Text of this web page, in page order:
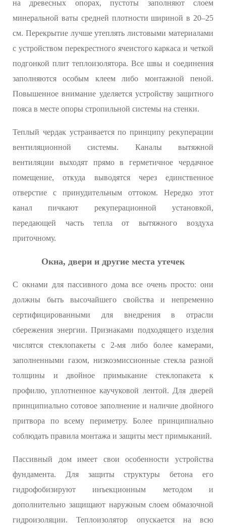
на древесных опорах, пустоты заполняют слоем
минеральной ваты средней плотности шириной в 20–25
см. Перекрытие лучше утеплять листовыми материалами
с устройством перекрестного ячеистого каркаса и четкой
подгонкой плит теплоизолятора. Все швы и соединения
заполняются особым клеем либо монтажной пеной.
Повышенное внимание уделяется устройству защитного
пояса в месте опоры стропильной системы на стенки.
Теплый чердак устраивается по принципу рекуперации
вентиляционной системы. Каналы вытяжной
вентиляции выходят прямо в герметичное чердачное
помещение, откуда выводятся через единственное
отверстие с принудительным оттоком. Нередко этот
канал пичкают рекуперационной установкой,
передающей часть тепла от вытяжного воздуха
приточному.
Окна, двери и другие места утечек
С окнами для пассивного дома все очень просто: они
должны быть высочайшего свойства и непременно
сертифицированными для внедрения в отрасли
сбережения энергии. Признаками подходящего изделия
числятся стеклопакеты с 2-мя либо более камерами,
заполненными газом, низкоэмиссионные стекла разной
толщины и двойное примыкание стеклопакета к
профилю, уплотненное каучуковой лентой. Для дверей
принципиально сотовое заполнение и наличие двойного
притвора по всему периметру. Более принципиально
соблюдать правила монтажа и защиты мест примыканий.
Пассивный дом имеет свои особенности устройства
фундамента. Для защиты структуры бетона его
гидрофобизируют инъекционным методом и
дополнительно защищают наружным слоем обмазочной
гидроизоляции. Теплоизолятор опускается на всю